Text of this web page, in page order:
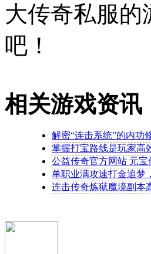
大传奇私服的
吧！
相关游戏资讯
解密“连击系统”的内功
掌握打宝路线是玩家高
公益传奇官方网站 元
单职业满攻速打金追梦
连击传奇炼狱魔境副本